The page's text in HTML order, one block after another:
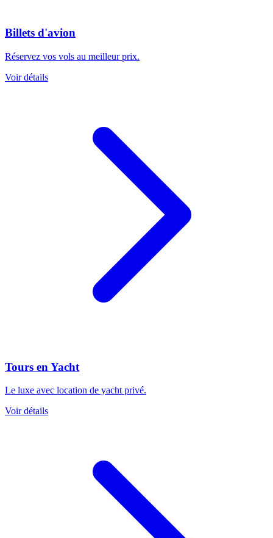
Billets d'avion
Réservez vos vols au meilleur prix.
Voir détails
Tours en Yacht
Le luxe avec location de yacht privé.
Voir détails